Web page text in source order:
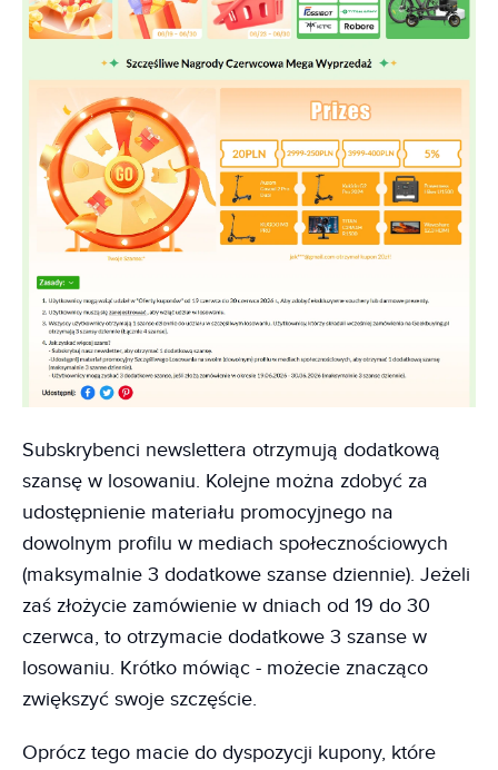
Subskrybenci newslettera otrzymują dodatkową
szansę w losowaniu. Kolejne można zdobyć za
udostępnienie materiału promocyjnego na
dowolnym profilu w mediach społecznościowych
(maksymalnie 3 dodatkowe szanse dziennie). Jeżeli
zaś złożycie zamówienie w dniach od 19 do 30
czerwca, to otrzymacie dodatkowe 3 szanse w
losowaniu. Krótko mówiąc - możecie znacząco
zwiększyć swoje szczęście.
Oprócz tego macie do dyspozycji kupony, które